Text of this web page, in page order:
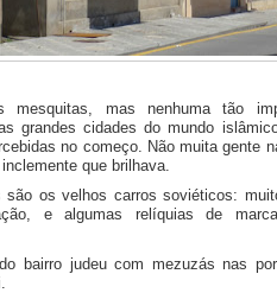
mesquitas, mas nenhuma tão
grandes cidades do mundo
no começo. Não muita gente
que brilhava.
são os velhos carros soviéticos:
e algumas relíquias de
bairro judeu com mezuzás nas